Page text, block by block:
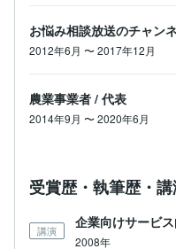
お悩み相談放送のチャン
2012年6月 〜2017年12月
農業事業者 / 代表
2014年9月 〜2020年6月
受賞歴・執筆歴・
講演
企業向けサービ
2008年